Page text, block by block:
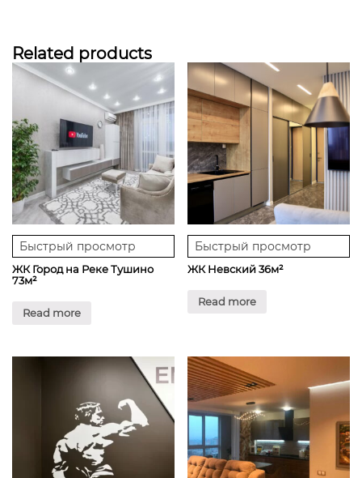
Related products
Быстрый просмотр
ЖК Город на Реке Тушино
73м²
Read more
Быстрый просмотр
ЖК Невский 36м²
Read more